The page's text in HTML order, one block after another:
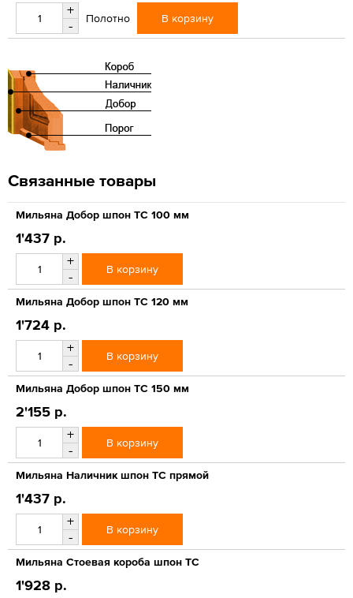
+
-
Полотно В корзину
Связанные товары
Мильяна Добор шпон ТС 100 мм
1'437 р.
+
-
В корзину
Мильяна Добор шпон ТС 120 мм
1'724 р.
+
-
В корзину
Мильяна Добор шпон ТС 150 мм
2'155 р.
+
-
В корзину
Мильяна Наличник шпон ТС прямой
1'437 р.
+
-
В корзину
Мильяна Стоевая короба шпон ТС
1'928 р.